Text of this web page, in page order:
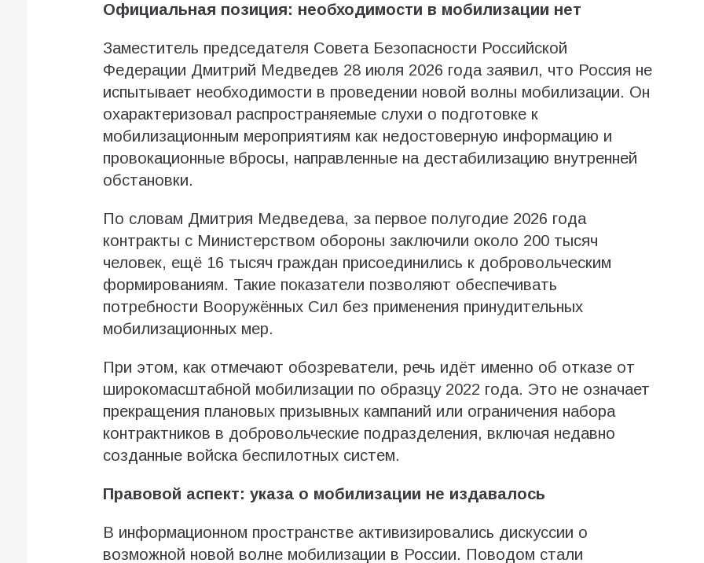
Официальная позиция: необходимости в мобилизации нет
Заместитель председателя Совета Безопасности Российской
Федерации Дмитрий Медведев 28 июля 2026 года заявил, что Россия не
испытывает необходимости в проведении новой волны мобилизации. Он
охарактеризовал распространяемые слухи о подготовке к
мобилизационным мероприятиям как недостоверную информацию и
провокационные вбросы, направленные на дестабилизацию внутренней
обстановки.
По словам Дмитрия Медведева, за первое полугодие 2026 года
контракты с Министерством обороны заключили около 200 тысяч
человек, ещё 16 тысяч граждан присоединились к добровольческим
формированиям. Такие показатели позволяют обеспечивать
потребности Вооружённых Сил без применения принудительных
мобилизационных мер.
При этом, как отмечают обозреватели, речь идёт именно об отказе от
широкомасштабной мобилизации по образцу 2022 года. Это не означает
прекращения плановых призывных кампаний или ограничения набора
контрактников в добровольческие подразделения, включая недавно
созданные войска беспилотных систем.
Правовой аспект: указа о мобилизации не издавалось
В информационном пространстве активизировались дискуссии о
возможной новой волне мобилизации в России. Поводом стали